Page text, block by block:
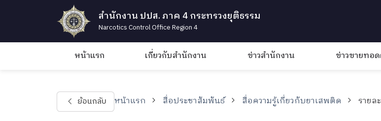
สำนักงาน ปปส. ภาค 4 กระทรวงยุติธรรม
Narcotics Control Office Region 4
หน้าแรก เกี่ยวกับสำนักงาน ข่าวสำนักงาน ข่าวขายทอ
ย้อนกลับ หน้าแรก สื่อประชาสัมพันธ์ สื่อความรู้เกี่ยวกับยาเสพติด รายล